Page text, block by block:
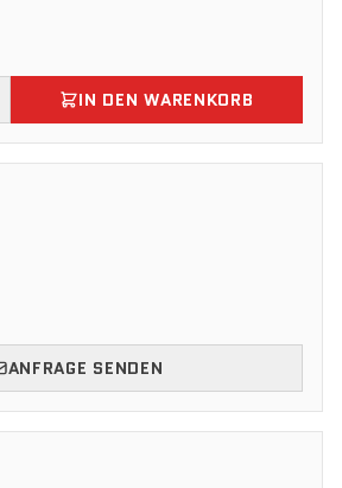
IN DEN WARENKORB
ANFRAGE SENDEN